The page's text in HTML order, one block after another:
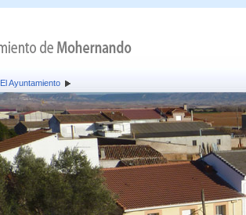
El Ayuntamiento